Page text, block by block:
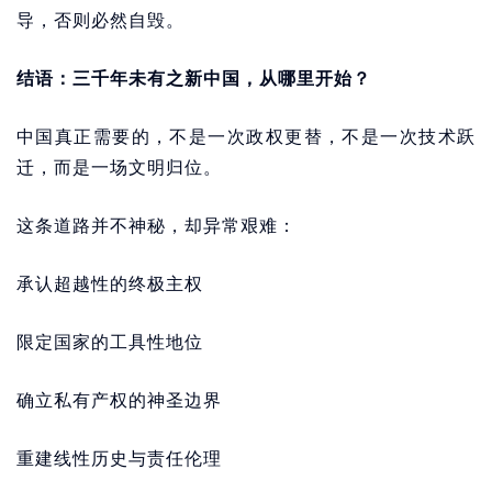
导，否则必然自毁。
结语：三千年未有之新中国，从哪里开始？
中国真正需要的，不是一次政权更替，不是一次技术跃
迁，而是一场文明归位。
这条道路并不神秘，却异常艰难：
承认超越性的终极主权
限定国家的工具性地位
确立私有产权的神圣边界
重建线性历史与责任伦理